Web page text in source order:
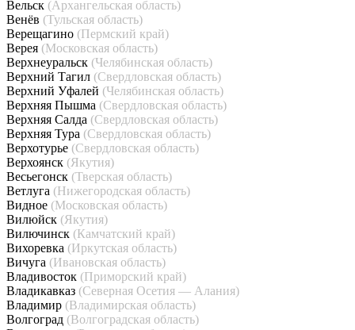
Вельск (Архангельская область)
Венёв (Тульская область)
Верещагино (Пермский край)
Верея (Московская область)
Верхнеуральск (Челябинская область)
Верхний Тагил (Свердловская область)
Верхний Уфалей (Челябинская область)
Верхняя Пышма (Свердловская область)
Верхняя Салда (Свердловская область)
Верхняя Тура (Свердловская область)
Верхотурье (Свердловская область)
Верхоянск (Якутия)
Весьегонск (Тверская область)
Ветлуга (Нижегородская область)
Видное (Московская область)
Вилюйск (Якутия)
Вилючинск (Камчатский край)
Вихоревка (Иркутская область)
Вичуга (Ивановская область)
Владивосток (Приморский край)
Владикавказ (Северная Осетия — Алания)
Владимир (Владимирская область)
Волгоград (Волгоградская область)